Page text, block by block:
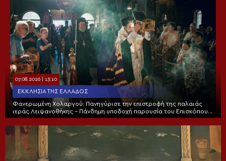
07.08.2026 | 13:10
ΕΚΚΛΗΣΊΑ ΤΗΣ ΕΛΛΆΔΟΣ
Φανερωμένη Χολαργού: Πανηγύρισε την επιστροφή της παλαιάς
ιεράς Λειψανοθήκης – Πάνδημη υποδοχή παρουσία του Επισκόπου
Χριστουπόλεως